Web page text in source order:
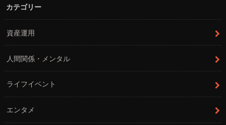
カテゴリー
資産運用
人間関係・メンタル
ライフイベント
エンタメ